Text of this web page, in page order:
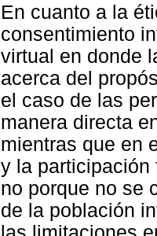
En cuanto a la
consentimiento
virtual en donde
acerca del
el caso de las
manera directa
mientras que en
y la participación
no porque no se
de la población